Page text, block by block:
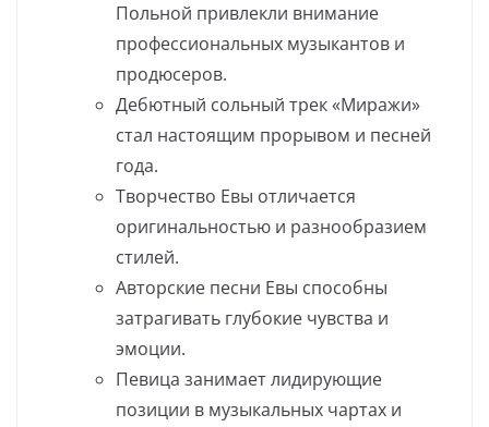
Польной привлекли внимание
профессиональных музыкантов и
продюсеров.
Дебютный сольный трек «Миражи»
стал настоящим прорывом и песней
года.
Творчество Евы отличается
оригинальностью и разнообразием
стилей.
Авторские песни Евы способны
затрагивать глубокие чувства и
эмоции.
Певица занимает лидирующие
позиции в музыкальных чартах и